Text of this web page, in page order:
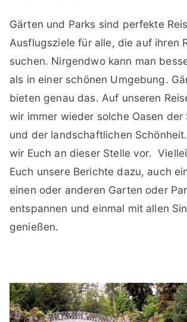
Gärten und Parks sind perfekte
Ausflugsziele für alle, die auf ihren
suchen. Nirgendwo kann man
als in einer schönen Umgebung.
bieten genau das. Auf unseren
wir immer wieder solche Oasen der
und der landschaftlichen
wir Euch an dieser Stelle vor.
Euch unsere Berichte dazu, auch
einen oder anderen Garten oder
entspannen und einmal mit allen
genießen.